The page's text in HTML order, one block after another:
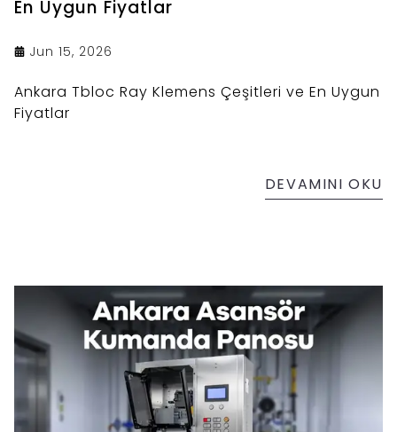
En Uygun Fiyatlar
Jun 15, 2026
Ankara Tbloc Ray Klemens Çeşitleri ve En Uygun
Fiyatlar
DEVAMINI OKU